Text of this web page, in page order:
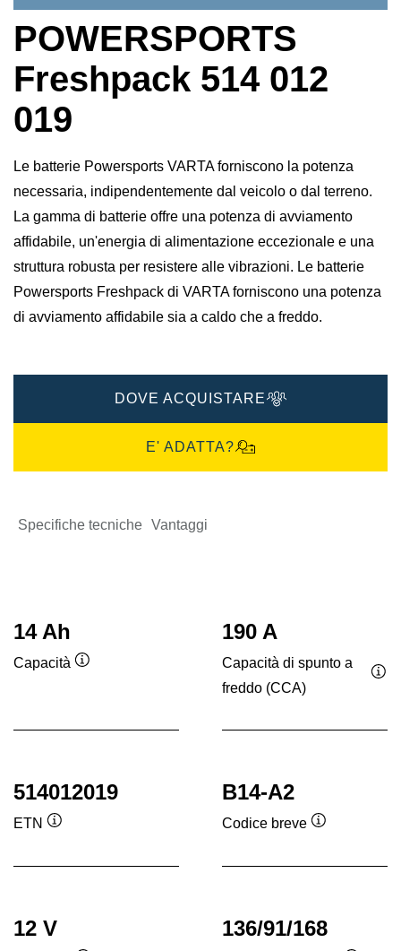
POWERSPORTS
Freshpack 514 012
019
Le batterie Powersports VARTA forniscono la potenza
necessaria, indipendentemente dal veicolo o dal terreno.
La gamma di batterie offre una potenza di avviamento
affidabile, un'energia di alimentazione eccezionale e una
struttura robusta per resistere alle vibrazioni. Le batterie
Powersports Freshpack di VARTA forniscono una potenza
di avviamento affidabile sia a caldo che a freddo.
DOVE ACQUISTARE
E' ADATTA?
Specifiche tecniche Vantaggi
14 Ah
Capacità
190 A
Capacità di spunto a
freddo (CCA)
514012019
ETN
B14-A2
Codice breve
12 V 136/91/168